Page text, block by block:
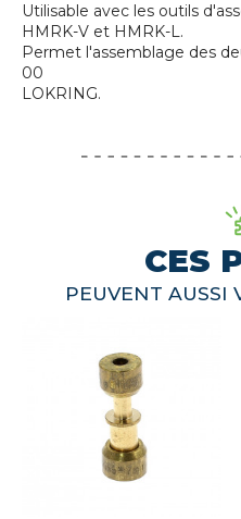
Utilisable avec les outils
HMRK-V et HMRK-L.
Permet l'assemblage des
00
LOKRING.
CES
PEUVENT AUSSI